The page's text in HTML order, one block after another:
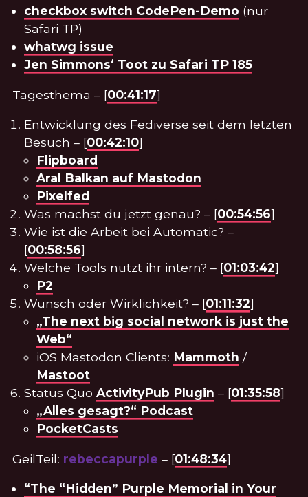
checkbox switch CodePen-Demo (nur
Safari TP)
whatwg issue
Jen Simmons‘ Toot zu Safari TP 185
Tagesthema – [00:41:17]
Entwicklung des Fediverse seit dem letzten
Besuch – [00:42:10]
Flipboard
Aral Balkan auf Mastodon
Pixelfed
Was machst du jetzt genau? – [00:54:56]
Wie ist die Arbeit bei Automatic? –
[00:58:56]
Welche Tools nutzt ihr intern? – [01:03:42]
P2
Wunsch oder Wirklichkeit? – [01:11:32]
„The next big social network is just the
Web“
iOS Mastodon Clients: Mammoth /
Mastoot
Status QuoActivityPub Plugin – [01:35:58]
„Alles gesagt?“ Podcast
PocketCasts
GeilTeil: rebeccapurple – [01:48:34]
“The “Hidden” Purple Memorial in Your